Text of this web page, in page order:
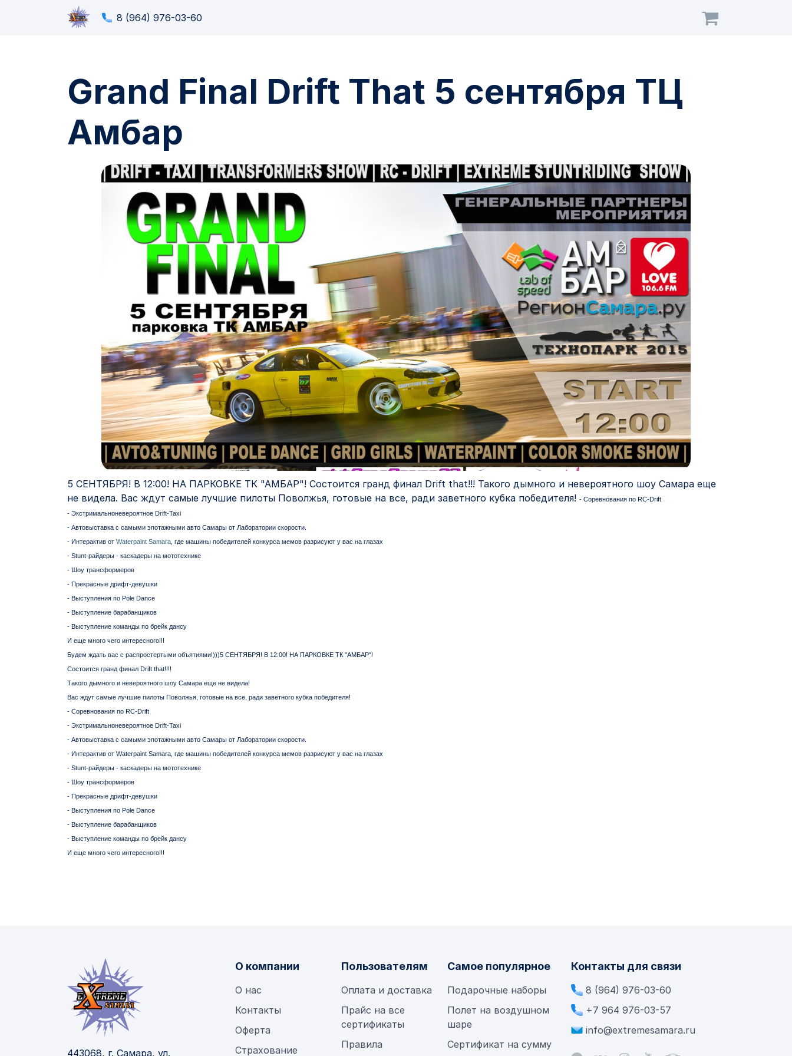
8 (964) 976-03-60
Grand Final Drift That 5 сентября ТЦ
Амбар
5 СЕНТЯБРЯ! В 12:00! НА ПАРКОВКЕ ТК "АМБАР"! Состоится гранд финал Drift that!!! Такого дымного и невероятного шоу Самара еще
не видела. Вас ждут самые лучшие пилоты Поволжья, готовые на все, ради заветного кубка победителя! - Соревнования по RC-Drift
- Экстримальноневероятное Drift-Taxi
- Автовыставка с самыми эпотажными авто Самары от Лаборатории скорости.
- Интерактив от Waterpaint Samara , где машины победителей конкурса мемов разрисуют у вас на глазах
- Stunt-райдеры - каскадеры на мототехнике
- Шоу трансформеров
- Прекрасные дрифт-девушки
- Выступления по Pole Dance
- Выступление барабанщиков
- Выступление команды по брейк дансу
И еще много чего интересного!!!
Будем ждать вас с распростертыми объятиями!)))5 СЕНТЯБРЯ! В 12:00! НА ПАРКОВКЕ ТК "АМБАР"!
Состоится гранд финал Drift that!!!!
Такого дымного и невероятного шоу Самара еще не видела!
Вас ждут самые лучшие пилоты Поволжья, готовые на все, ради заветного кубка победителя!
- Соревнования по RC-Drift
- Экстримальноневероятное Drift-Taxi
- Автовыставка с самыми эпотажными авто Самары от Лаборатории скорости.
- Интерактив от Waterpaint Samara, где машины победителей конкурса мемов разрисуют у вас на глазах
- Stunt-райдеры - каскадеры на мототехнике
- Шоу трансформеров
- Прекрасные дрифт-девушки
- Выступления по Pole Dance
- Выступление барабанщиков
- Выступление команды по брейк дансу
И еще много чего интересного!!!
443068, г. Самара, ул.
О компании
О нас
Контакты
Оферта
Страхование
Пользователям
Оплата и доставка
Прайс на все
сертификаты
Правила
Самое популярное
Подарочные наборы
Полет на воздушном
шаре
Сертификат на сумму
Контакты для связи
8 (964) 976-03-60
+7 964 976-03-57
info@extremesamara.ru